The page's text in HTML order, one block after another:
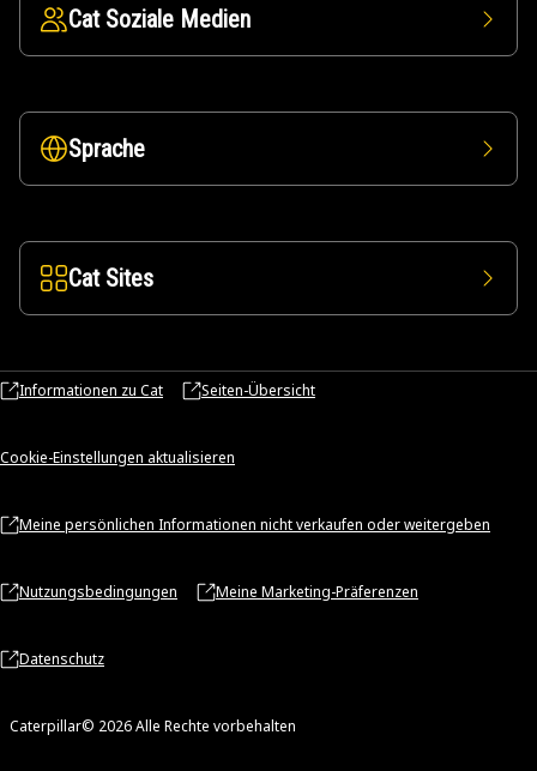
Cat Soziale Medien
Sprache
Cat Sites
Informationen zu Cat Seiten-Übersicht
Cookie-Einstellungen aktualisieren
Meine persönlichen Informationen nicht verkaufen oder weitergeben
Nutzungsbedingungen Meine Marketing-Präferenzen
Datenschutz
Caterpillar© 2026 Alle Rechte vorbehalten